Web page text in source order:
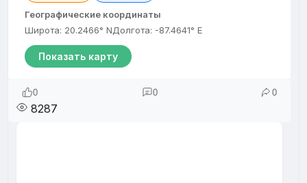
Географические координаты
Широта: 20.2466° NДолгота: -87.4641° E
Показать карту
0 0 0
8287